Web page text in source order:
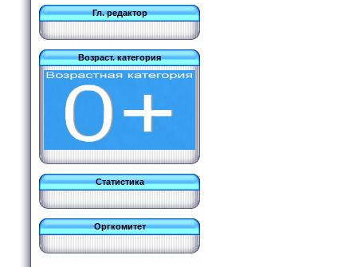
Гл. редактор
Возраст. категория
Статистика
Оргкомитет